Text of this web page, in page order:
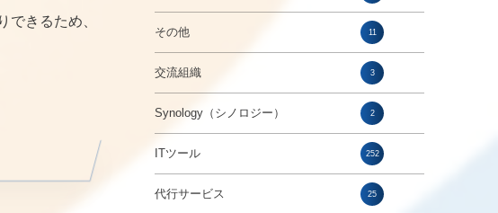
できるため、
その他 11
交流組織 3
Synology（シノロジー） 2
ITツール 252
代行サービス 25